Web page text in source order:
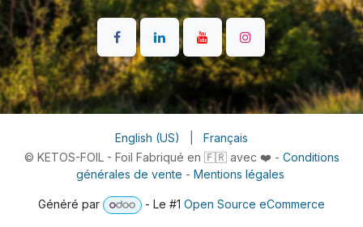
© KETOS-FOIL - Foil Fabriqué en 🇫🇷 avec ❤️ - Conditions
générales de vente - Mentions légales
English (US) Français
Généré par - Le #1Open Source eCommerce